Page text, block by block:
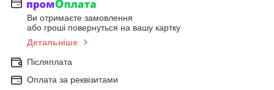
Ви отримаєте замовлення
або гроші повернуться на вашу картку
Детальніше
Післяплата
Оплата за реквізитами